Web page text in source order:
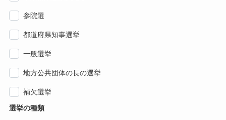
参院選
都道府県知事選挙
一般選挙
地方公共団体の長の選挙
補欠選挙
選挙の種類